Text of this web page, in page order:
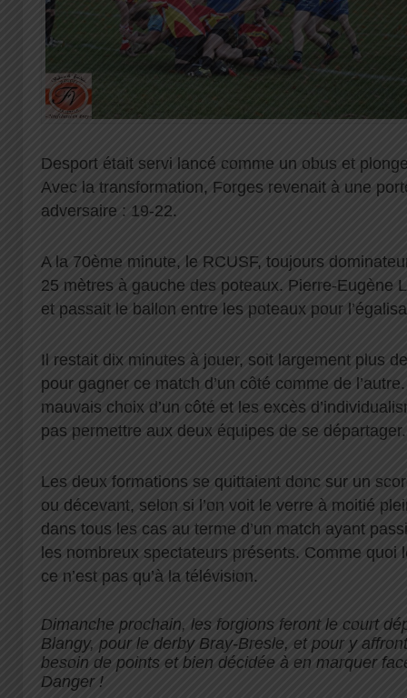
Desport était servi lancé comme un obus et
Avec la transformation, Forges revenait à une
adversaire : 19-22.
A la 70ème minute, le RCUSF, toujours
25 mètres à gauche des poteaux. Pierre-Eugène
et passait le ballon entre les poteaux pour
Il restait dix minutes à jouer, soit largement plus
pour gagner ce match d’un côté comme de
mauvais choix d’un côté et les excès
pas permettre aux deux équipes de se départager.
Les deux formations se quittaient donc sur un
ou décevant, selon si l’on voit le verre à moitié
dans tous les cas au terme d’un match ayant
les nombreux spectateurs présents. Comme quoi
ce n’est pas qu’à la télévision.
Dimanche prochain, les forgions feront le court
Blangy, pour le derby Bray-Bresle, et pour y
besoin de points et bien décidée à en marquer
Danger !